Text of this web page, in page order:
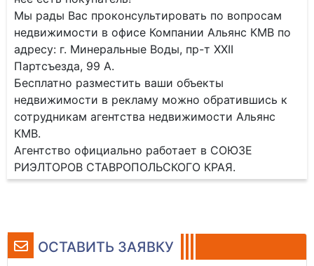
ОСТАВИТЬ ЗАЯВКУ
Мы рады Вас проконсультировать по вопросам
недвижимости в офисе Компании Альянс КМВ по
адресу: г. Минеральные Воды, пр-т XXII
Партсъезда, 99 А.
Бесплатно разместить ваши объекты
недвижимости в рекламу можно обратившись к
сотрудникам агентства недвижимости Альянс
КМВ.
Агентство официально работает в СОЮЗЕ
РИЭЛТОРОВ СТАВРОПОЛЬСКОГО КРАЯ.